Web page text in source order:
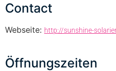
Contact
Webseite: http://sunshine-
Öffnungszeiten